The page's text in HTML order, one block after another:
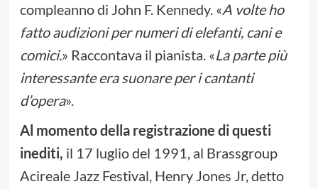
compleanno di John F. Kennedy. «A volte ho
fatto audizioni per numeri di elefanti, cani e
comici.» Raccontava il pianista. «La parte più
interessante era suonare per i cantanti
d’opera».
Al momento della registrazione di questi
inediti, il 17 luglio del 1991, al Brassgroup
Acireale Jazz Festival, Henry Jones Jr, detto